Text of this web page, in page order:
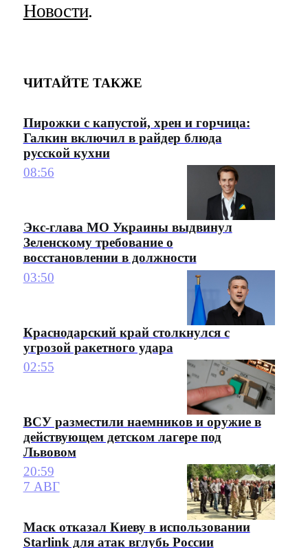
Новости.
ЧИТАЙТЕ ТАКЖЕ
Пирожки с капустой, хрен и горчица:
Галкин включил в райдер блюда
русской кухни
08:56
Экс-глава МО Украины выдвинул
Зеленскому требование о
восстановлении в должности
03:50
Краснодарский край столкнулся с
угрозой ракетного удара
02:55
ВСУ разместили наемников и оружие в
действующем детском лагере под
Львовом
20:59
7 АВГ
Маск отказал Киеву в использовании
Starlink для атак вглубь России